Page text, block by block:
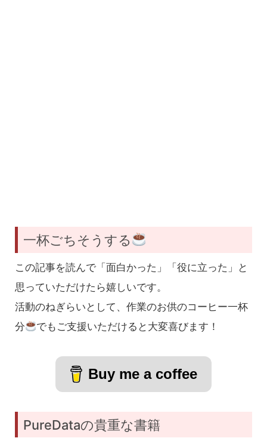
一杯ごちそうする
この記事を読んで「面白かった」「役に立った」と
思っていただけたら嬉しいです。
活動のねぎらいとして、作業のお供のコーヒー一杯
分
でもご支援いただけると大変喜びます！
Buy me a coffee
PureDataの貴重な書籍